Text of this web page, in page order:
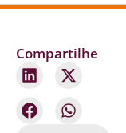
Compartilhe